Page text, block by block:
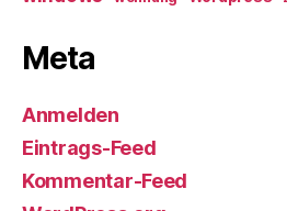
Meta
Anmelden
Eintrags-Feed
Kommentar-Feed